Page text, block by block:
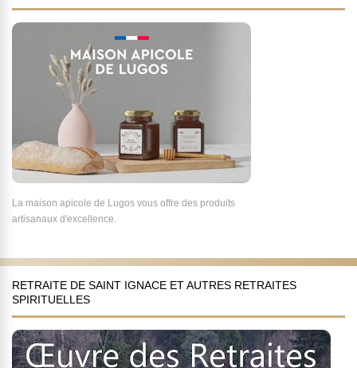
La maison apicole de Lugos vous offre des produits
artisanaux d'excellence.
RETRAITE DE SAINT IGNACE ET AUTRES RETRAITES
SPIRITUELLES